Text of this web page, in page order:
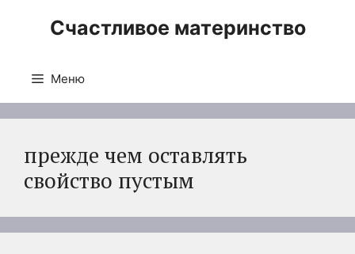
Счастливое материнство
Меню
прежде чем оставлять
свойство пустым